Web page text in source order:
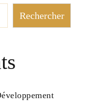
Rechercher